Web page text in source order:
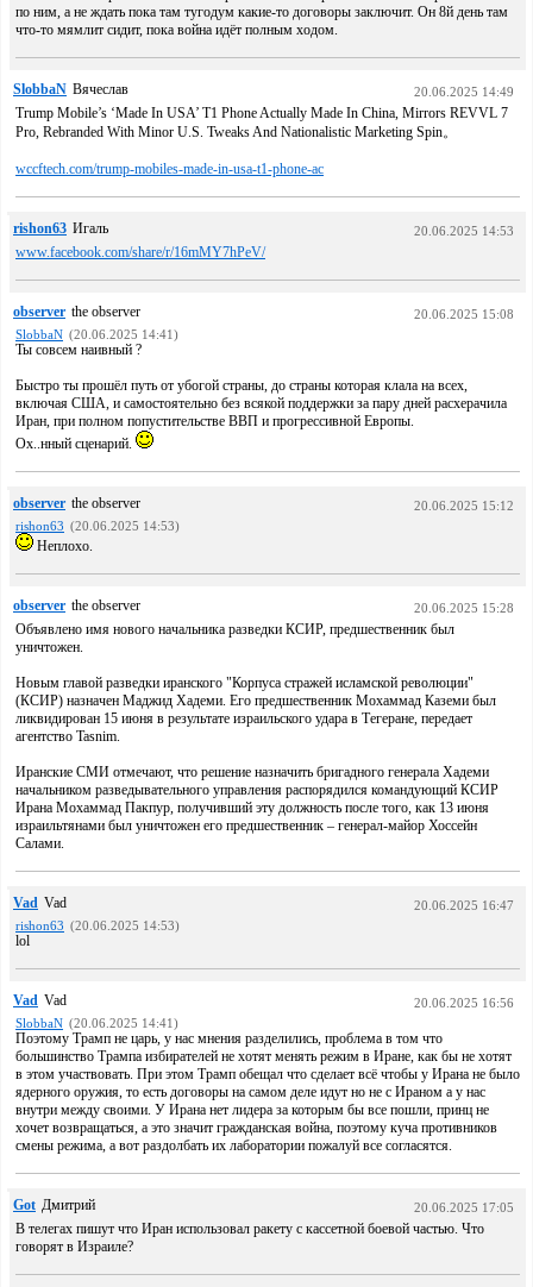
по ним, а не ждать пока там тугодум какие-то договоры заключит. Он 8й день там
что-то мямлит сидит, пока война идёт полным ходом.
SlobbaN Вячеслав 20.06.2025 14:49
Trump Mobile’s ‘Made In USA’ T1 Phone Actually Made In China, Mirrors REVVL 7
Pro, Rebranded With Minor U.S. Tweaks And Nationalistic Marketing Spin。
wccftech.com/trump-mobiles-made-in-usa-t1-phone-ac
rishon63 Игаль 20.06.2025 14:53
www.facebook.com/share/r/16mMY7hPeV/
observer the observer
20.06.2025 15:08
SlobbaN (20.06.2025 14:41)
Ты совсем наивный ?
Быстро ты прошёл путь от убогой страны, до страны которая клала на всех,
включая США, и самостоятельно без всякой поддержки за пару дней расхерачила
Иран, при полном попустительстве ВВП и прогрессивной Европы.
Ох..нный сценарий.
observer the observer
20.06.2025 15:12
rishon63 (20.06.2025 14:53)
Неплохо.
observer the observer 20.06.2025 15:28
Объявлено имя нового начальника разведки КСИР, предшественник был
уничтожен.
Новым главой разведки иранского "Корпуса стражей исламской революции"
(КСИР) назначен Маджид Хадеми. Его предшественник Мохаммад Каземи был
ликвидирован 15 июня в результате израильского удара в Тегеране, передает
агентство Tasnim.
Иранские СМИ отмечают, что решение назначить бригадного генерала Хадеми
начальником разведывательного управления распорядился командующий КСИР
Ирана Мохаммад Пакпур, получивший эту должность после того, как 13 июня
израильтянами был уничтожен его предшественник – генерал-майор Хоссейн
Салами.
Vad Vad
20.06.2025 16:47
rishon63 (20.06.2025 14:53)
lol
Vad Vad
20.06.2025 16:56
SlobbaN (20.06.2025 14:41)
Поэтому Трамп не царь, у нас мнения разделились, проблема в том что
большинство Трампа избирателей не хотят менять режим в Иране, как бы не хотят
в этом участвовать. При этом Трамп обещал что сделает всё чтобы у Ирана не было
ядерного оружия, то есть договоры на самом деле идут но не с Ираном а у нас
внутри между своими. У Ирана нет лидера за которым бы все пошли, принц не
хочет возвращаться, а это значит гражданская война, поэтому куча противников
смены режима, а вот раздолбать их лаборатории пожалуй все согласятся.
Got Дмитрий 20.06.2025 17:05
В телегах пишут что Иран использовал ракету с кассетной боевой частью. Что
говорят в Израиле?